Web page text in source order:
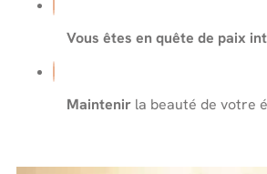
Vous êtes en quête de paix
Maintenir la beauté de votre